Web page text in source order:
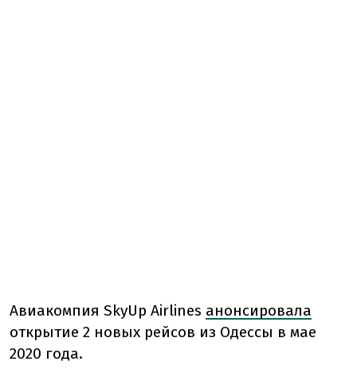
Авиакомпия SkyUp Airlines анонсировала
открытие 2 новых рейсов из Одессы в мае
2020 года.